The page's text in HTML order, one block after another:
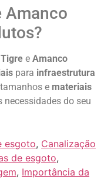
Amanco
Tigre e Amanco
para infraestrutura
e materiais
necessidades do seu
esgoto, Canalização
de esgoto,
, Importância da